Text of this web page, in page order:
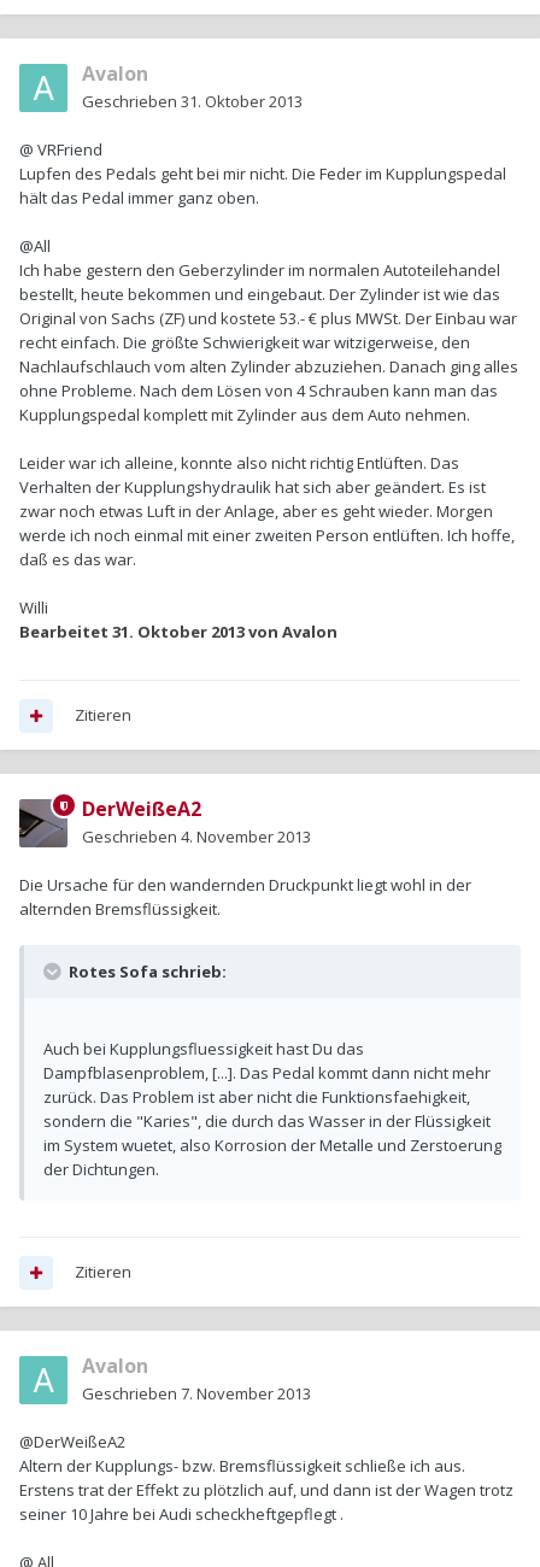
Avalon
Geschrieben 31. Oktober 2013
@ VRFriend
Lupfen des Pedals geht bei mir nicht. Die Feder im Kupplungspedal
hält das Pedal immer ganz oben.
@All
Ich habe gestern den Geberzylinder im normalen Autoteilehandel
bestellt, heute bekommen und eingebaut. Der Zylinder ist wie das
Original von Sachs (ZF) und kostete 53.- € plus MWSt. Der Einbau war
recht einfach. Die größte Schwierigkeit war witzigerweise, den
Nachlaufschlauch vom alten Zylinder abzuziehen. Danach ging alles
ohne Probleme. Nach dem Lösen von 4 Schrauben kann man das
Kupplungspedal komplett mit Zylinder aus dem Auto nehmen.
Leider war ich alleine, konnte also nicht richtig Entlüften. Das
Verhalten der Kupplungshydraulik hat sich aber geändert. Es ist
zwar noch etwas Luft in der Anlage, aber es geht wieder. Morgen
werde ich noch einmal mit einer zweiten Person entlüften. Ich hoffe,
daß es das war.
Willi
Bearbeitet 31. Oktober 2013von Avalon
Zitieren
DerWeißeA2
Geschrieben 4. November 2013
Die Ursache für den wandernden Druckpunkt liegt wohl in der
alternden Bremsflüssigkeit.
Rotes Sofa schrieb:
Auch bei Kupplungsfluessigkeit hast Du das
Dampfblasenproblem, [...]. Das Pedal kommt dann nicht mehr
zurück. Das Problem ist aber nicht die Funktionsfaehigkeit,
sondern die "Karies", die durch das Wasser in der Flüssigkeit
im System wuetet, also Korrosion der Metalle und Zerstoerung
der Dichtungen.
Zitieren
Avalon
Geschrieben 7. November 2013
@DerWeißeA2
Altern der Kupplungs- bzw. Bremsflüssigkeit schließe ich aus.
Erstens trat der Effekt zu plötzlich auf, und dann ist der Wagen trotz
seiner 10 Jahre bei Audi scheckheftgepflegt .
@ All